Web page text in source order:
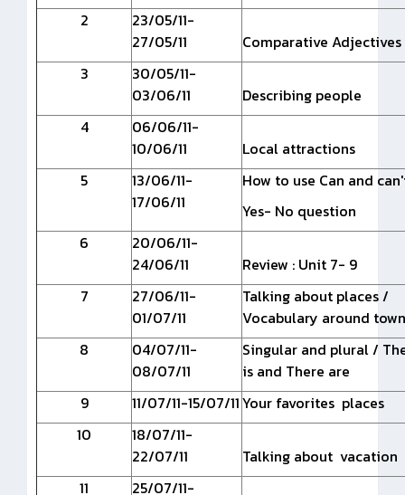
2
23/05/11-
27/05/11
Comparative Adjectives
3
30/05/11-
03/06/11
Describing people
4
06/06/11-
10/06/11
Local attractions
5
13/06/11-
17/06/11
How to use Can and
Yes- No question
6
20/06/11-
24/06/11
Review : Unit 7- 9
7
27/06/11-
01/07/11
Talking about places /
Vocabulary around town
8
04/07/11-
08/07/11
Singular and plural /
is and There are
9
11/07/11-15/07/11Your favorites places
10
18/07/11-
22/07/11
Talking about vacation
11
25/07/11-